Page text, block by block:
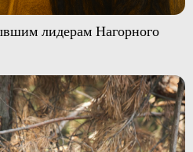
лидерам Нагорного